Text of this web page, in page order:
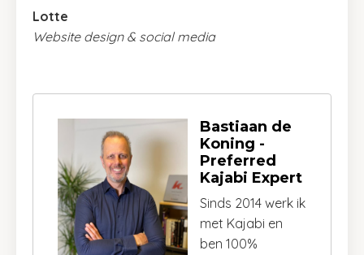
Lotte
Website design & social media
Bastiaan de
Koning -
Preferred
Kajabi Expert
Sinds 2014 werk ik
met Kajabi en
ben 100%